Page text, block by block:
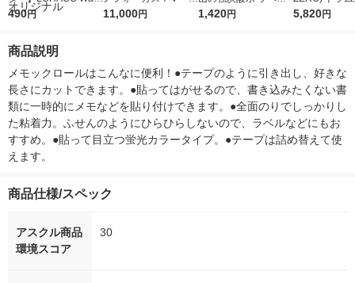
r（ロハコウォータ
シ） オリジナル
490円
5ｇ 資生堂 おまけ
11,000円
レス 500ml 1箱（24
1,420円
詰め替え メガ
5,820円
商品説明
メモックロールはこんなに便利！●テープのように引き出し、好きな
長さにカットできます。●貼ってはがせるので、書き込みたくない書
類に一時的にメモなどを貼り付けできます。●全面のりでしっかりし
た粘着力。ふせんのようにひらひらしないので、ラベルなどにもお
すすめ。●貼って目立つ蛍光カラータイプ。●テープは詰め替えて使
えます。
商品仕様/スペック
アスクル商品
環境スコア
30